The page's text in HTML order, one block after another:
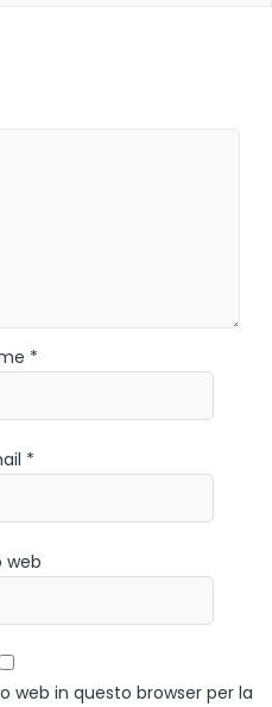
*
*
web
web in questo browser per la